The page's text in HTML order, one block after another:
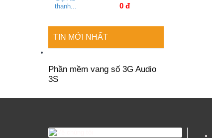
0 đ
TIN MỚI NHẤT
Phần mềm vang số 3G Audio
3S